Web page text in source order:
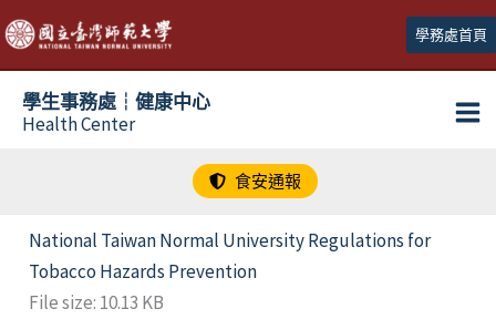
跳
至
主
學務處首頁
學生事務處┆健康中心
Health Center
食安通報
National Taiwan Normal University Regulations for
Tobacco Hazards Prevention
File size: 10.13 KB